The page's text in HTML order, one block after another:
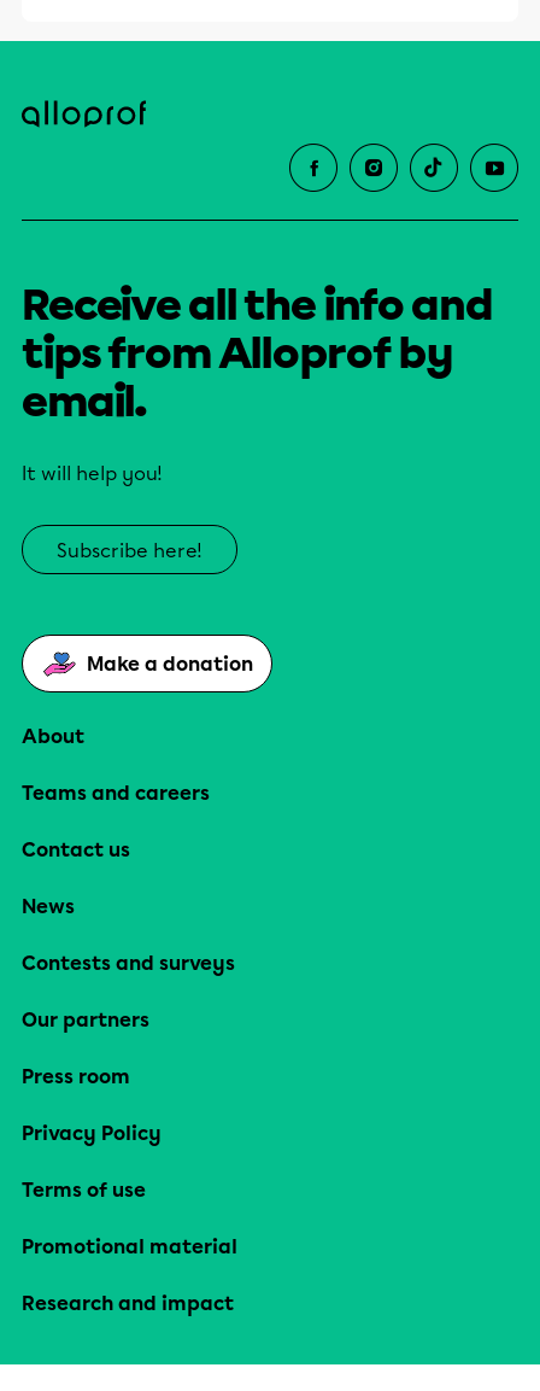
Receive all the info and
tips from Alloprof by
email.
It will help you!
Subscribe here!
Make a donation
About
Teams and careers
Contact us
News
Contests and surveys
Our partners
Press room
Privacy Policy
Terms of use
Promotional material
Research and impact